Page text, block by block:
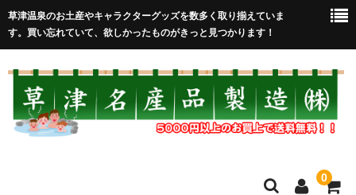
草津温泉のお土産やキャラクターグッズを数多く取り揃えていま
す。買い忘れていて、欲しかったものがきっと見つかります！
0